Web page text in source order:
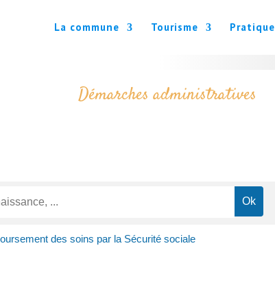
La commune Tourisme Pratique
Démarches administratives
des soins par la Sécurité sociale